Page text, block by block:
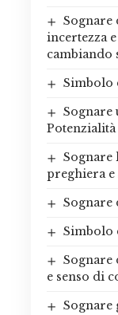
Sognare
incertezza
cambiando
Simbolo
Sognare
preghiera e
Sognare
Simbolo
Sognare
e senso di
Sognare